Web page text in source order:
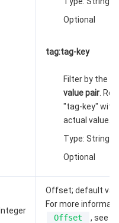
Optional
tag:tag-key
Filter by the
value pair .
"tag-key" with
actual value.
Type: String
Optional
Integer
Offset; default
For more
Offset
, see